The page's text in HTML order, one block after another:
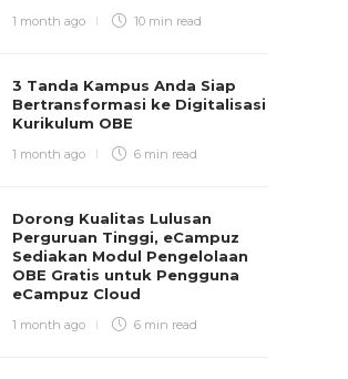
1 month ago 10 min read
3 Tanda Kampus Anda Siap
Bertransformasi ke Digitalisasi
Kurikulum OBE
1 month ago 6 min read
Dorong Kualitas Lulusan
Perguruan Tinggi, eCampuz
Sediakan Modul Pengelolaan
OBE Gratis untuk Pengguna
eCampuz Cloud
1 month ago 6 min read